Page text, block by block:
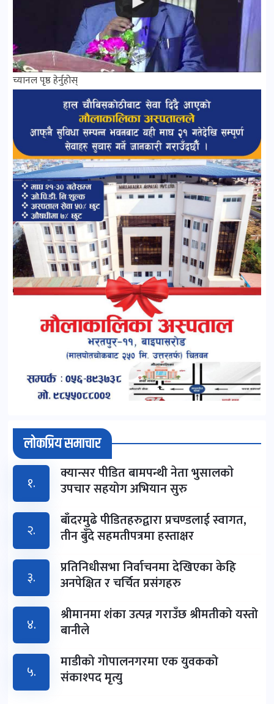
च्यानल पृष्ठ हेर्नुहोस्
लोकप्रिय समाचार
१. क्यान्सर पीडित बामपन्थी नेता भुसालकाे
उपचार सहयोग अभियान सुरु
२.
बाँदरमुढे पीडितहरुद्वारा प्रचण्डलाई स्वागत,
तीन बुँदे सहमतीपत्रमा हस्ताक्षर
३.
प्रतिनिधीसभा निर्वाचनमा देखिएका केहि
अनपेक्षित र चर्चित प्रसंगहरु
४.
श्रीमानमा शंका उत्पन्न गराउँछ श्रीमतीको यस्तो
बानीले
५.
माडीको गोपालनगरमा एक युवकको
संकाश्पद मृत्यु